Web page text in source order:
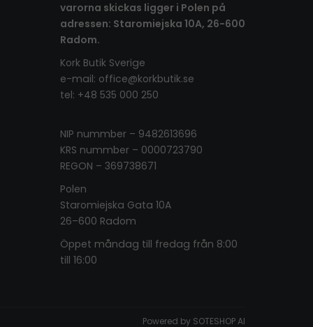
varorna skickas ligger i Polen på
adressen: Staromiejska 10A, 26-600
Radom.
Kork Butik Sverige
e-mail: office@korkbutik.se
tel: +48 535 000 250
NIP nummber – 9482613696
KRS nummber – 0000723790
REGON – 369738671
Polen
Staromiejska Gata 10A
26–600 Radom
Öppet måndag till fredag ​​från 8:00
till 16:00
Powered by SOTESHOP AI